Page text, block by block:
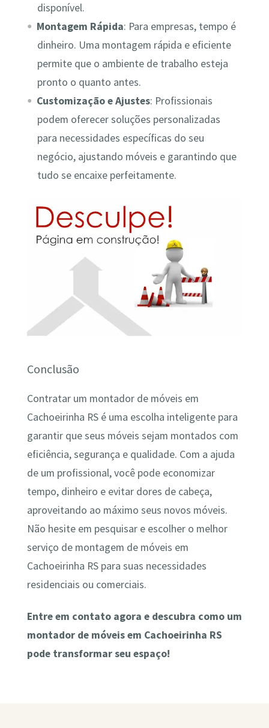
disponível.
Montagem Rápida: Para empresas, tempo é
dinheiro. Uma montagem rápida e eficiente
permite que o ambiente de trabalho esteja
pronto o quanto antes.
Customização e Ajustes: Profissionais
podem oferecer soluções personalizadas
para necessidades específicas do seu
negócio, ajustando móveis e garantindo que
tudo se encaixe perfeitamente.
Conclusão
Contratar um montador de móveis em
Cachoeirinha RS é uma escolha inteligente para
garantir que seus móveis sejam montados com
eficiência, segurança e qualidade. Com a ajuda
de um profissional, você pode economizar
tempo, dinheiro e evitar dores de cabeça,
aproveitando ao máximo seus novos móveis.
Não hesite em pesquisar e escolher o melhor
serviço de montagem de móveis em
Cachoeirinha RS para suas necessidades
residenciais ou comerciais.
Entre em contato agora e descubra como um
montador de móveis em Cachoeirinha RS
pode transformar seu espaço!